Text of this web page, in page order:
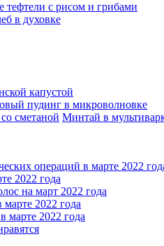
тефтели с рисом и грибами
в духовке
капустой
пудинг в микроволновке
Минтай в
операций в марте 2022
2022 года
на март 2022 года
2022 года
марте 2022 года